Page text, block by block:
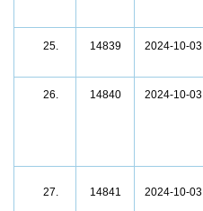
25. 14839 2024-10-03
26. 14840 2024-10-03
27. 14841 2024-10-03